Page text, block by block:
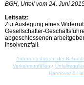
BGH, Urteil vom 24. Juni
Leitsatz:
Zur Auslegung eines
Gesellschafter-
abgeschlossenen
Insolvenzfall.
Anhörungsbogen der
Verkehrsunfällen ·
Hannover &